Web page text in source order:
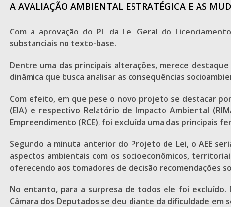
A AVALIAÇÃO AMBIENTAL ESTRATÉGICA E AS
Com a aprovação do PL da Lei Geral do
substanciais no texto-base.
Dentre uma das principais alterações, merece
dinâmica que busca analisar as consequências
Com efeito, em que pese o novo projeto se destacar
(EIA) e respectivo Relatório de Impacto Ambiental
Empreendimento (RCE), foi excluída uma das principais
Segundo a minuta anterior do Projeto de Lei, o AEE
aspectos ambientais com os socioeconômicos,
oferecendo aos tomadores de decisão recomendações
No entanto, para a surpresa de todos ele foi excluído.
Câmara dos Deputados se deu diante da dificuldade